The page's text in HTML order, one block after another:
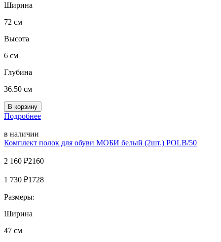
Ширина
72 см
Высота
6 см
Глубина
36.50 см
Подробнее
в наличии
Комплект полок для обуви MOБИ белый (2шт.) POLB/50
2 160 ₽2160
1 730 ₽1728
Размеры:
Ширина
47 см